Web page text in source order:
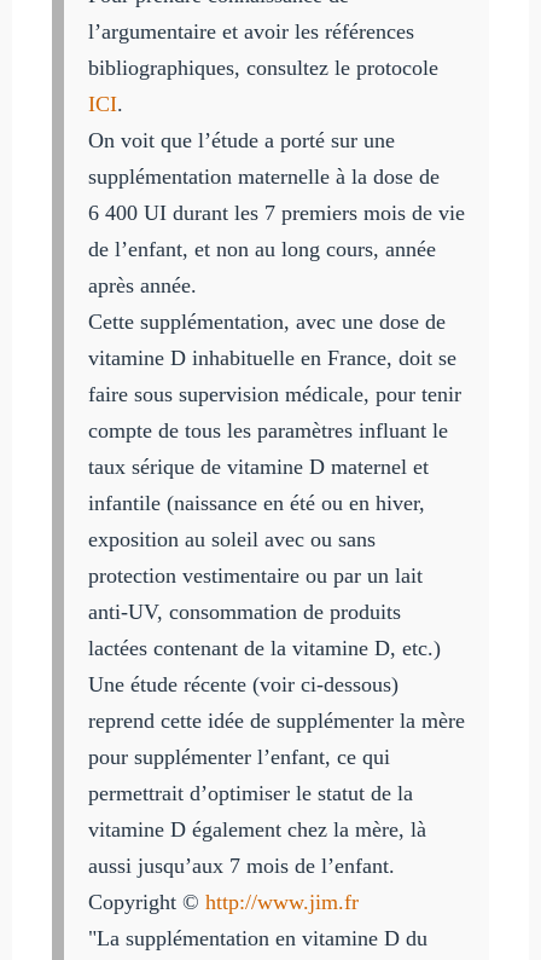
l’argumentaire et avoir les références
bibliographiques, consultez le protocole
ICI.
On voit que l’étude a porté sur une
supplémentation maternelle à la dose de
6 400 UI durant les 7 premiers mois de vie
de l’enfant, et non au long cours, année
après année.
Cette supplémentation, avec une dose de
vitamine D inhabituelle en France, doit se
faire sous supervision médicale, pour tenir
compte de tous les paramètres influant le
taux sérique de vitamine D maternel et
infantile (naissance en été ou en hiver,
exposition au soleil avec ou sans
protection vestimentaire ou par un lait
anti-UV, consommation de produits
lactées contenant de la vitamine D, etc.)
Une étude récente (voir ci-dessous)
reprend cette idée de supplémenter la mère
pour supplémenter l’enfant, ce qui
permettrait d’optimiser le statut de la
vitamine D également chez la mère, là
aussi jusqu’aux 7 mois de l’enfant.
Copyright © http://www.jim.fr
"La supplémentation en vitamine D du